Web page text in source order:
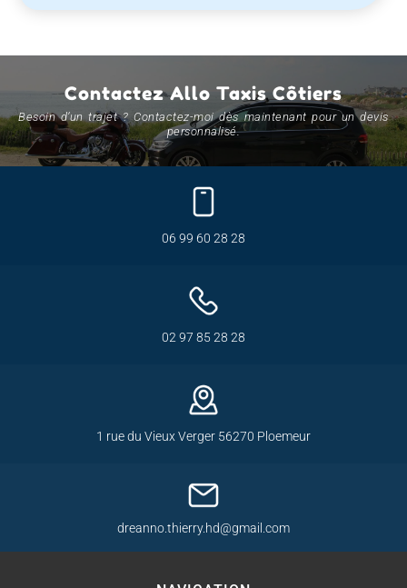
Contactez Allo Taxis Côtiers
Besoin d’un trajet ? Contactez-moi dès maintenant pour un devis
personnalisé.
06 99 60 28 28
02 97 85 28 28
1 rue du Vieux Verger 56270 Ploemeur
dreanno.thierry.hd@gmail.com